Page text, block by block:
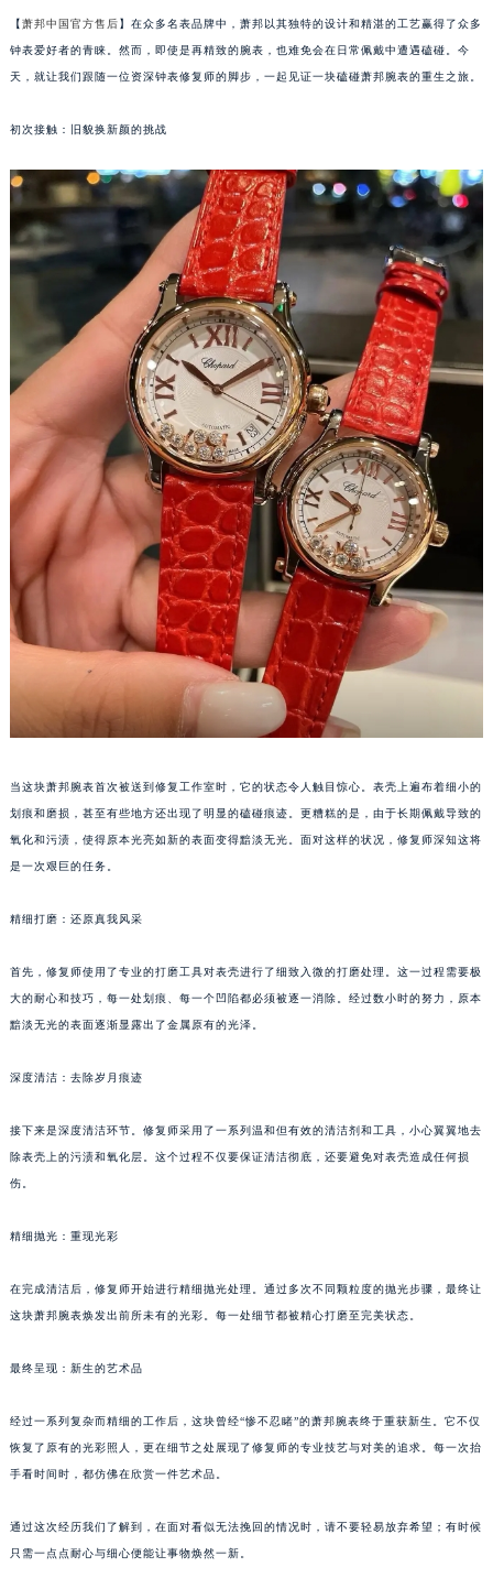
【 萧邦中国官方售后 】在众多名表品牌中，萧邦以其独特的设计和精湛的工艺赢得了众多
钟表爱好者的青睐。然而，即使是再精致的腕表，也难免会在日常佩戴中遭遇磕碰。今
天，就让我们跟随一位资深钟表修复师的脚步，一起见证一块磕碰萧邦腕表的重生之旅。
初次接触：旧貌换新颜的挑战
当这块萧邦腕表首次被送到修复工作室时，它的状态令人触目惊心。表壳上遍布着细小的
划痕和磨损，甚至有些地方还出现了明显的磕碰痕迹。更糟糕的是，由于长期佩戴导致的
氧化和污渍，使得原本光亮如新的表面变得黯淡无光。面对这样的状况，修复师深知这将
是一次艰巨的任务。
精细打磨：还原真我风采
首先，修复师使用了专业的打磨工具对表壳进行了细致入微的打磨处理。这一过程需要极
大的耐心和技巧，每一处划痕、每一个凹陷都必须被逐一消除。经过数小时的努力，原本
黯淡无光的表面逐渐显露出了金属原有的光泽。
深度清洁：去除岁月痕迹
接下来是深度清洁环节。修复师采用了一系列温和但有效的清洁剂和工具，小心翼翼地去
除表壳上的污渍和氧化层。这个过程不仅要保证清洁彻底，还要避免对表壳造成任何损
伤。
精细抛光：重现光彩
在完成清洁后，修复师开始进行精细抛光处理。通过多次不同颗粒度的抛光步骤，最终让
这块萧邦腕表焕发出前所未有的光彩。每一处细节都被精心打磨至完美状态。
最终呈现：新生的艺术品
经过一系列复杂而精细的工作后，这块曾经“惨不忍睹”的萧邦腕表终于重获新生。它不仅
恢复了原有的光彩照人，更在细节之处展现了修复师的专业技艺与对美的追求。每一次抬
手看时间时，都仿佛在欣赏一件艺术品。
通过这次经历我们了解到，在面对看似无法挽回的情况时，请不要轻易放弃希望；有时候
只需一点点耐心与细心便能让事物焕然一新。